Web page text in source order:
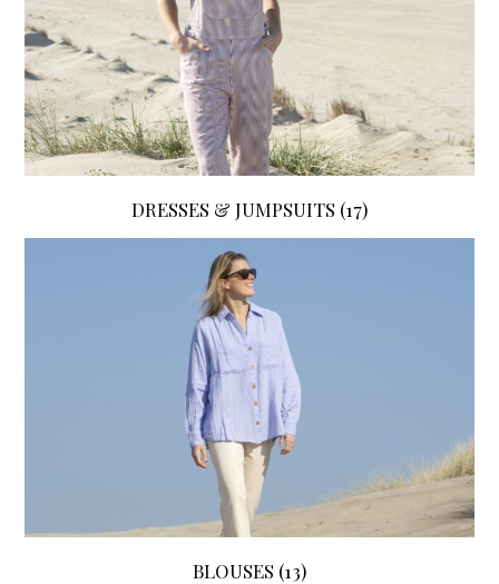
DRESSES & JUMPSUITS (17)
BLOUSES (13)